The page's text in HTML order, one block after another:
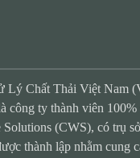
Chất Thải Việt Nam
công ty thành viên 100%
(CWS), có trụ
thành lập nhằm cung